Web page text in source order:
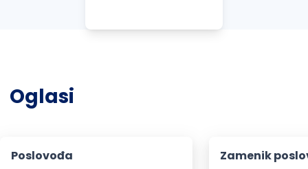
Oglasi
Poslovođa Zamenik